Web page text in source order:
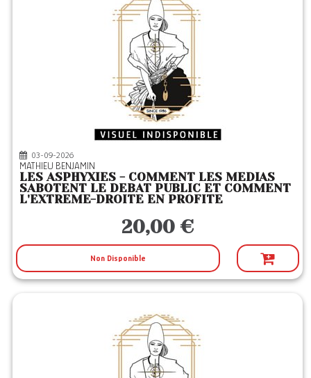
03-09-2026
MATHIEU BENJAMIN
LES ASPHYXIES - COMMENT LES MEDIAS
SABOTENT LE DEBAT PUBLIC ET COMMENT
L'EXTREME-DROITE EN PROFITE
20,00 €
Non Disponible